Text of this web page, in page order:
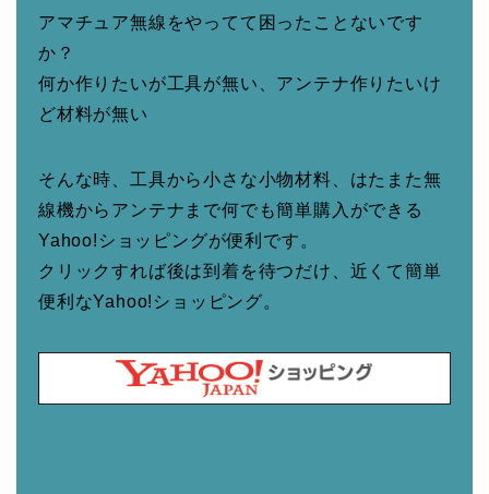
アマチュア無線をやってて困ったことないです
か？
何か作りたいが工具が無い、アンテナ作りたいけ
ど材料が無い
そんな時、工具から小さな小物材料、はたまた無
線機からアンテナまで何でも簡単購入ができる
Yahoo!ショッピングが便利です。
クリックすれば後は到着を待つだけ、近くて簡単
便利なYahoo!ショッピング。